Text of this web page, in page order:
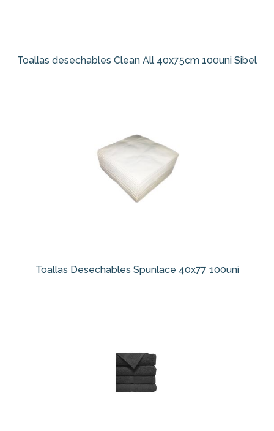
Toallas desechables Clean All 40x75cm 100uni Sibel
Toallas Desechables Spunlace 40x77 100uni